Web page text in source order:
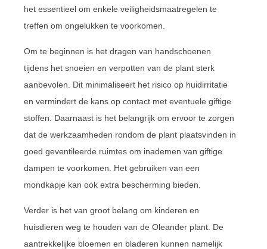
het essentieel om enkele veiligheidsmaatregelen te
treffen om ongelukken te voorkomen.
Om te beginnen is het dragen van handschoenen
tijdens het snoeien en verpotten van de plant sterk
aanbevolen. Dit minimaliseert het risico op huidirritatie
en vermindert de kans op contact met eventuele giftige
stoffen. Daarnaast is het belangrijk om ervoor te zorgen
dat de werkzaamheden rondom de plant plaatsvinden in
goed geventileerde ruimtes om inademen van giftige
dampen te voorkomen. Het gebruiken van een
mondkapje kan ook extra bescherming bieden.
Verder is het van groot belang om kinderen en
huisdieren weg te houden van de Oleander plant. De
aantrekkelijke bloemen en bladeren kunnen namelijk